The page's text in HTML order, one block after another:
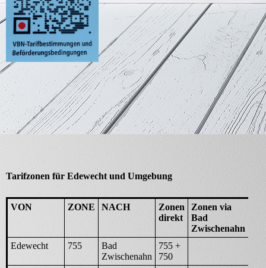
Tarifzonen für Edewecht und Umgebung
VON ZONE NACH
Zonen
direkt
Zonen via
Bad
Zwischenahn
Edewecht
755
Bad
Zwischenahn
755 +
750